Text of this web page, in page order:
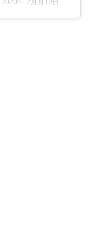
2020年 2月月19日午前2時22分PST